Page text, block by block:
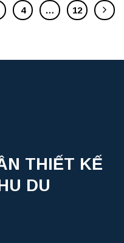
4 … 12
THIẾT KẾ
DU